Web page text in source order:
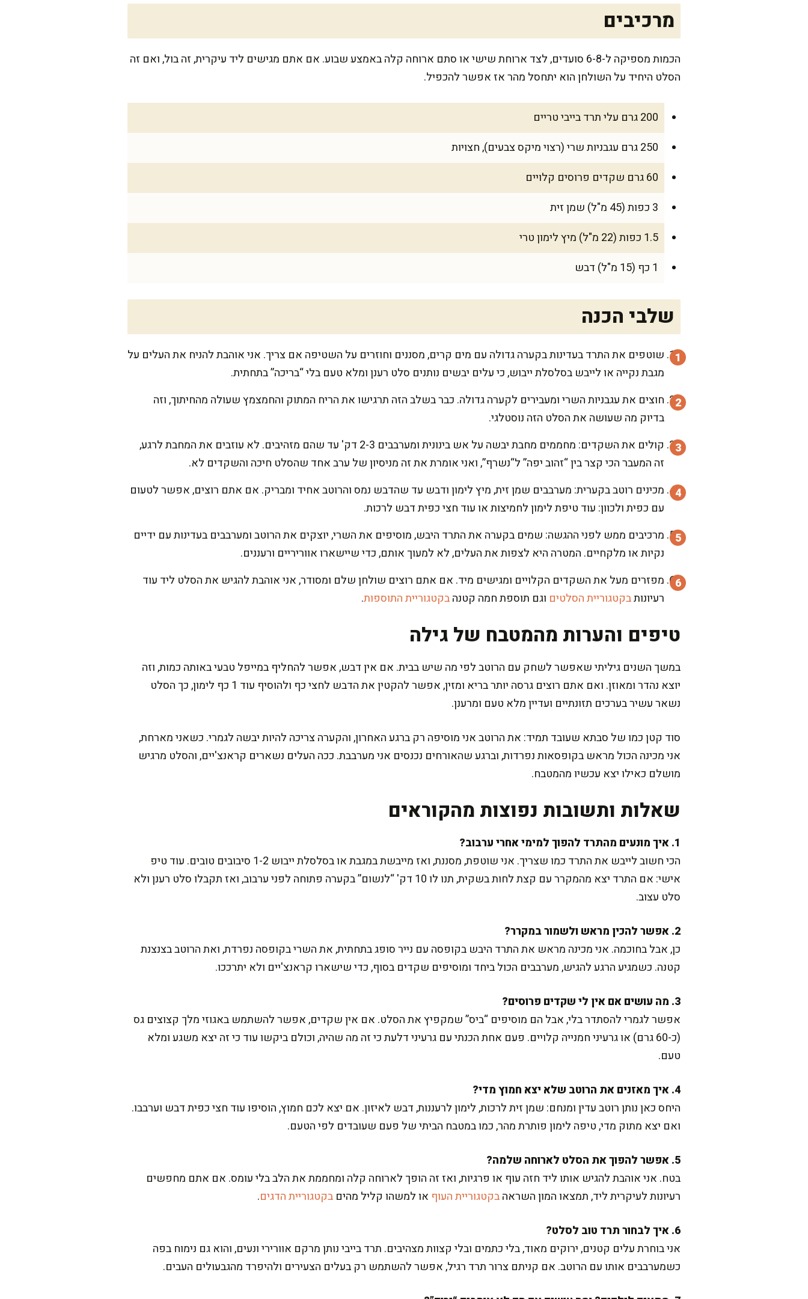
מרכיבים
הכמות מספיקה ל-6-8 סועדים, לצד ארוחת שישי או סתם ארוחה קלה באמצע שבוע. אם אתם מגישים ליד עיקרית, זה בול, ואם זה
הסלט היחיד על השולחן הוא יתחסל מהר אז אפשר להכפיל.
200 גרם עלי תרד בייבי טריים
250 גרם עגבניות שרי (רצוי מיקס צבעים), חצויות
60 גרם שקדים פרוסים קלויים
3 כפות (45 מ"ל) שמן זית
1.5 כפות (22 מ"ל) מיץ לימון טרי
1 כף (15 מ"ל) דבש
שלבי הכנה
שוטפים את התרד בעדינות בקערה גדולה עם מים קרים, מסננים וחוזרים על השטיפה אם צריך. אני אוהבת להניח את העלים על
מגבת נקייה או לייבש בסלסלת ייבוש, כי עלים יבשים נותנים סלט רענן ומלא טעם בלי “בריכה” בתחתית.
חוצים את עגבניות השרי ומעבירים לקערה גדולה. כבר בשלב הזה תרגישו את הריח המתוק והחמצמץ שעולה מהחיתוך, וזה
בדיוק מה שעושה את הסלט הזה נוסטלגי.
קולים את השקדים: מחממים מחבת יבשה על אש בינונית ומערבבים 2-3 דק' עד שהם מזהיבים. לא עוזבים את המחבת לרגע,
זה המעבר הכי קצר בין “זהוב יפה” ל“נשרף”, ואני אומרת את זה מניסיון של ערב אחד שהסלט חיכה והשקדים לא.
מכינים רוטב בקערית: מערבבים שמן זית, מיץ לימון ודבש עד שהדבש נמס והרוטב אחיד ומבריק. אם אתם רוצים, אפשר לטעום
עם כפית ולכוון: עוד טיפת לימון לחמיצות או עוד חצי כפית דבש לרכות.
מרכיבים ממש לפני ההגשה: שמים בקערה את התרד היבש, מוסיפים את השרי, יוצקים את הרוטב ומערבבים בעדינות עם ידיים
נקיות או מלקחיים. המטרה היא לצפות את העלים, לא למעוך אותם, כדי שיישארו אווריריים ורעננים.
מפזרים מעל את השקדים הקלויים ומגישים מיד. אם אתם רוצים שולחן שלם ומסודר, אני אוהבת להגיש את הסלט ליד עוד
רעיונותבקטגוריית הסלטים וגם תוספת חמה קטנהבקטגוריית התוספות.
טיפים והערות מהמטבח של גילה
במשך השנים גיליתי שאפשר לשחק עם הרוטב לפי מה שיש בבית. אם אין דבש, אפשר להחליף במייפל טבעי באותה כמות, וזה
יוצא נהדר ומאוזן. ואם אתם רוצים גרסה יותר בריא ומזין, אפשר להקטין את הדבש לחצי כף ולהוסיף עוד 1 כף לימון, כך הסלט
נשאר עשיר בערכים תזונתיים ועדיין מלא טעם ומרענן.
סוד קטן כמו של סבתא שעובד תמיד: את הרוטב אני מוסיפה רק ברגע האחרון, והקערה צריכה להיות יבשה לגמרי. כשאני מארחת,
אני מכינה הכול מראש בקופסאות נפרדות, וברגע שהאורחים נכנסים אני מערבבת. ככה העלים נשארים קראנצ'יים, והסלט מרגיש
מושלם כאילו יצא עכשיו מהמטבח.
שאלות ותשובות נפוצות מהקוראים
1. איך מונעים מהתרד להפוך למימי אחרי ערבוב?
הכי חשוב לייבש את התרד כמו שצריך. אני שוטפת, מסננת, ואז מייבשת במגבת או בסלסלת ייבוש 1-2 סיבובים טובים. עוד טיפ
אישי: אם התרד יצא מהמקרר עם קצת לחות בשקית, תנו לו 10 דק' “לנשום” בקערה פתוחה לפני ערבוב, ואז תקבלו סלט רענן ולא
סלט עצוב.
2. אפשר להכין מראש ולשמור במקרר?
כן, אבל בחוכמה. אני מכינה מראש את התרד היבש בקופסה עם נייר סופג בתחתית, את השרי בקופסה נפרדת, ואת הרוטב בצנצנת
קטנה. כשמגיע הרגע להגיש, מערבבים הכול ביחד ומוסיפים שקדים בסוף, כדי שישארו קראנצ'יים ולא יתרככו.
3. מה עושים אם אין לי שקדים פרוסים?
אפשר לגמרי להסתדר בלי, אבל הם מוסיפים “ביס” שמקפיץ את הסלט. אם אין שקדים, אפשר להשתמש באגוזי מלך קצוצים גס
(כ-60 גרם) או גרעיני חמנייה קלויים. פעם אחת הכנתי עם גרעיני דלעת כי זה מה שהיה, וכולם ביקשו עוד כי זה יצא משגע ומלא
טעם.
4. איך מאזנים את הרוטב שלא יצא חמוץ מדי?
היחס כאן נותן רוטב עדין ומנחם: שמן זית לרכות, לימון לרעננות, דבש לאיזון. אם יצא לכם חמוץ, הוסיפו עוד חצי כפית דבש וערבבו.
ואם יצא מתוק מדי, טיפה לימון פותרת מהר, כמו במטבח הביתי של פעם שעובדים לפי הטעם.
5. אפשר להפוך את הסלט לארוחה שלמה?
בטח. אני אוהבת להגיש אותו ליד חזה עוף או פרגיות, ואז זה הופך לארוחה קלה ומחממת את הלב בלי עומס. אם אתם מחפשים
רעיונות לעיקרית ליד, תמצאו המון השראהבקטגוריית העוף או למשהו קליל מהים בקטגוריית הדגים.
6. איך לבחור תרד טוב לסלט?
אני בוחרת עלים קטנים, ירוקים מאוד, בלי כתמים ובלי קצוות מצהיבים. תרד בייבי נותן מרקם אוורירי ונעים, והוא גם נימוח בפה
כשמערבבים אותו עם הרוטב. אם קניתם צרור תרד רגיל, אפשר להשתמש רק בעלים הצעירים ולהיפרד מהגבעולים העבים.